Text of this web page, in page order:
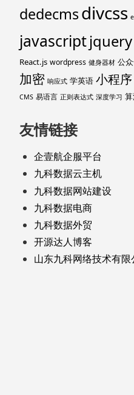
dedecmsdivcss
javascriptjquery
React.js wordpress 健身器材 公
加密 响应式 学英语 小程序
CMS 易语言 正则表达式 深度学习
友情链接
企壹航企服平台
九科数据云主机
九科数据网站建设
九科数据电商
九科数据外贸
开源达人博客
山东九科网络技术有限